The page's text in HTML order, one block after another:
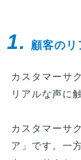
1. 顧客のリ
カスタマーサ
リアルな声に
カスタマーサ
ア」です。一